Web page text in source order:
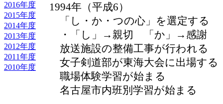
2016年度
2015年度
2014年度
2013年度
2012年度
2011年度
2010年度
1994年（平成6）
「し・か・つの心」を選定する
・「し」→親切 「か」→感謝
放送施設の整備工事が行われる
女子剣道部が東海大会に出場する
職場体験学習が始まる
名古屋市内班別学習が始まる